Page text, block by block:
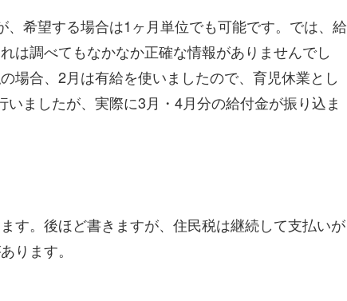
希望する場合は1ヶ月単位でも可能です。では、給
は調べてもなかなか正確な情報がありませんでし
場合、2月は有給を使いましたので、育児休業とし
ましたが、実際に3月・4月分の給付金が振り込ま
す。後ほど書きますが、住民税は継続して支払いが
ります。